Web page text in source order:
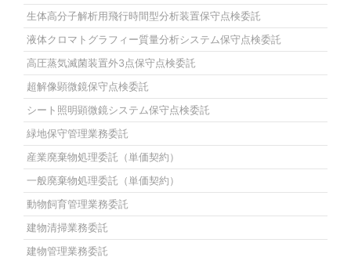
生体高分子解析用飛行時間型分析装置保守点検委託
液体クロマトグラフィー質量分析システム保守点検委託
高圧蒸気滅菌装置外3点保守点検委託
超解像顕微鏡保守点検委託
シート照明顕微鏡システム保守点検委託
緑地保守管理業務委託
産業廃棄物処理委託（単価契約）
一般廃棄物処理委託（単価契約）
動物飼育管理業務委託
建物清掃業務委託
建物管理業務委託